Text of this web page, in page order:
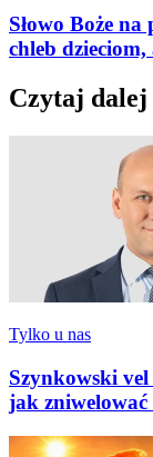
Słowo Boże
chleb dzieciom,
Czytaj dalej
Tylko u nas
Szynkowski
jak